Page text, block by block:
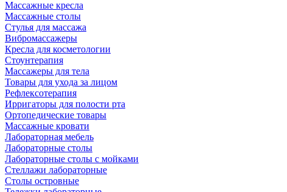
Массажные кресла
Массажные столы
Стулья для массажа
Вибромассажеры
Кресла для косметологии
Стоунтерапия
Массажеры для тела
Товары для ухода за лицом
Рефлексотерапия
Ирригаторы для полости рта
Ортопедические товары
Массажные кровати
Лабораторная мебель
Лабораторные столы
Лабораторные столы с мойками
Стеллажи лабораторные
Столы островные